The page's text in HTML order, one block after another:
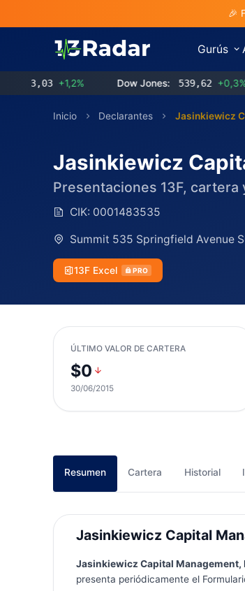
🎉
Gurús
+1,2% Dow Jones: 539,62 +0,3%
Inicio Declarantes Jasinkiewicz
Jasinkiewicz
Presentaciones 13F, cartera
CIK: 0001483535
Summit 535 Springfield Avenue
13F Excel PRO
ÚLTIMO VALOR DE CARTERA
$0
30/06/2015
Resumen Cartera Historial
Jasinkiewicz Capital
Jasinkiewicz Capital Management,
presenta periódicamente el